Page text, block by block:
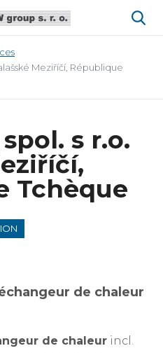
Meziříčí, République
spol. s r.o.
Tchèque
de chaleur
de chaleur incl.